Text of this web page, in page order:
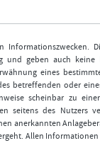
und geben auch
eines
betreffenden oder
scheinbar zu
seitens des Nutzers
anerkannten
Allen